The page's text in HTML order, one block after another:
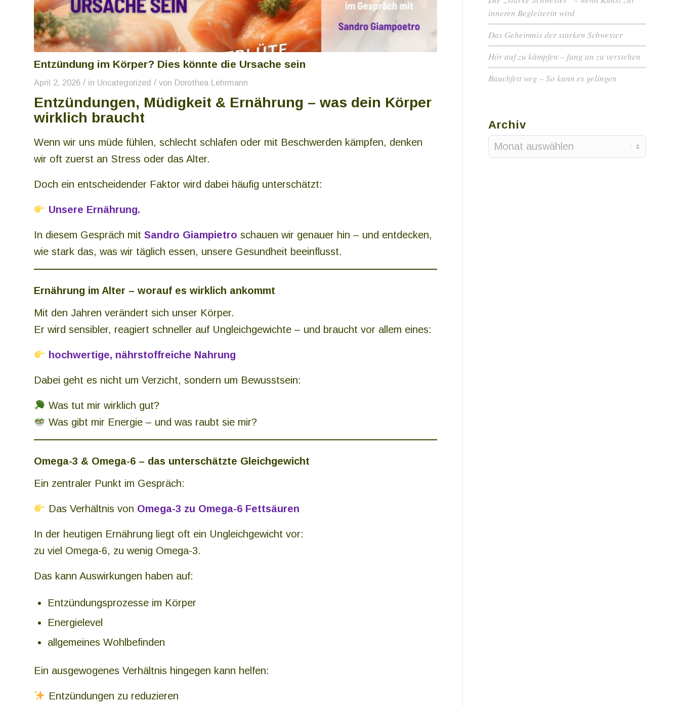
Entzündung im Körper? Dies könnte die Ursache sein
April 2, 2026 / in Uncategorized / von Dorothea Lehrmann
Entzündungen, Müdigkeit & Ernährung – was dein Körper
wirklich braucht
Wenn wir uns müde fühlen, schlecht schlafen oder mit Beschwerden kämpfen, denken
wir oft zuerst an Stress oder das Alter.
Doch ein entscheidender Faktor wird dabei häufig unterschätzt:
Unsere Ernährung.
In diesem Gespräch mit Sandro Giampietro schauen wir genauer hin – und entdecken,
wie stark das, was wir täglich essen, unsere Gesundheit beeinflusst.
Ernährung im Alter – worauf es wirklich ankommt
Mit den Jahren verändert sich unser Körper.
Er wird sensibler, reagiert schneller auf Ungleichgewichte – und braucht vor allem eines:
hochwertige, nährstoffreiche Nahrung
Dabei geht es nicht um Verzicht, sondern um Bewusstsein:
Was tut mir wirklich gut?
Was gibt mir Energie – und was raubt sie mir?
Omega-3 & Omega-6 – das unterschätzte Gleichgewicht
Ein zentraler Punkt im Gespräch:
Das Verhältnis von Omega-3 zu Omega-6 Fettsäuren
In der heutigen Ernährung liegt oft ein Ungleichgewicht vor:
zu viel Omega-6, zu wenig Omega-3.
Das kann Auswirkungen haben auf:
Entzündungsprozesse im Körper
Energielevel
allgemeines Wohlbefinden
Ein ausgewogenes Verhältnis hingegen kann helfen:
Entzündungen zu reduzieren
inneren Begleiterin wird
Das Geheimnis der starken Schwester
Hör auf zu kämpfen – fang an zu verstehen
Bauchfett weg – So kann es gelingen
Archiv